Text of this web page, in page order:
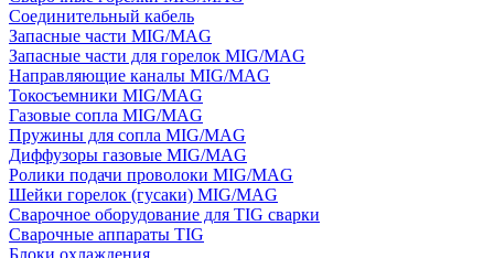
Соединительный кабель
Запасные части MIG/MAG
Запасные части для горелок MIG/MAG
Направляющие каналы MIG/MAG
Токосъемники MIG/MAG
Газовые сопла MIG/MAG
Пружины для сопла MIG/MAG
Диффузоры газовые MIG/MAG
Ролики подачи проволоки MIG/MAG
Шейки горелок (гусаки) MIG/MAG
Сварочное оборудование для TIG сварки
Сварочные аппараты TIG
Блоки охлаждения